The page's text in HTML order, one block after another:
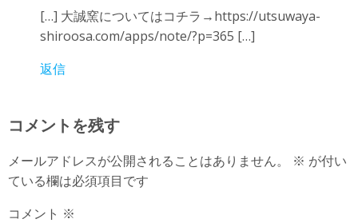
[…] 大誠窯についてはコチラ→https://utsuwaya-
shiroosa.com/apps/note/?p=365 […]
返信
コメントを残す
メールアドレスが公開されることはありません。 ※ が付い
ている欄は必須項目です
コメント ※